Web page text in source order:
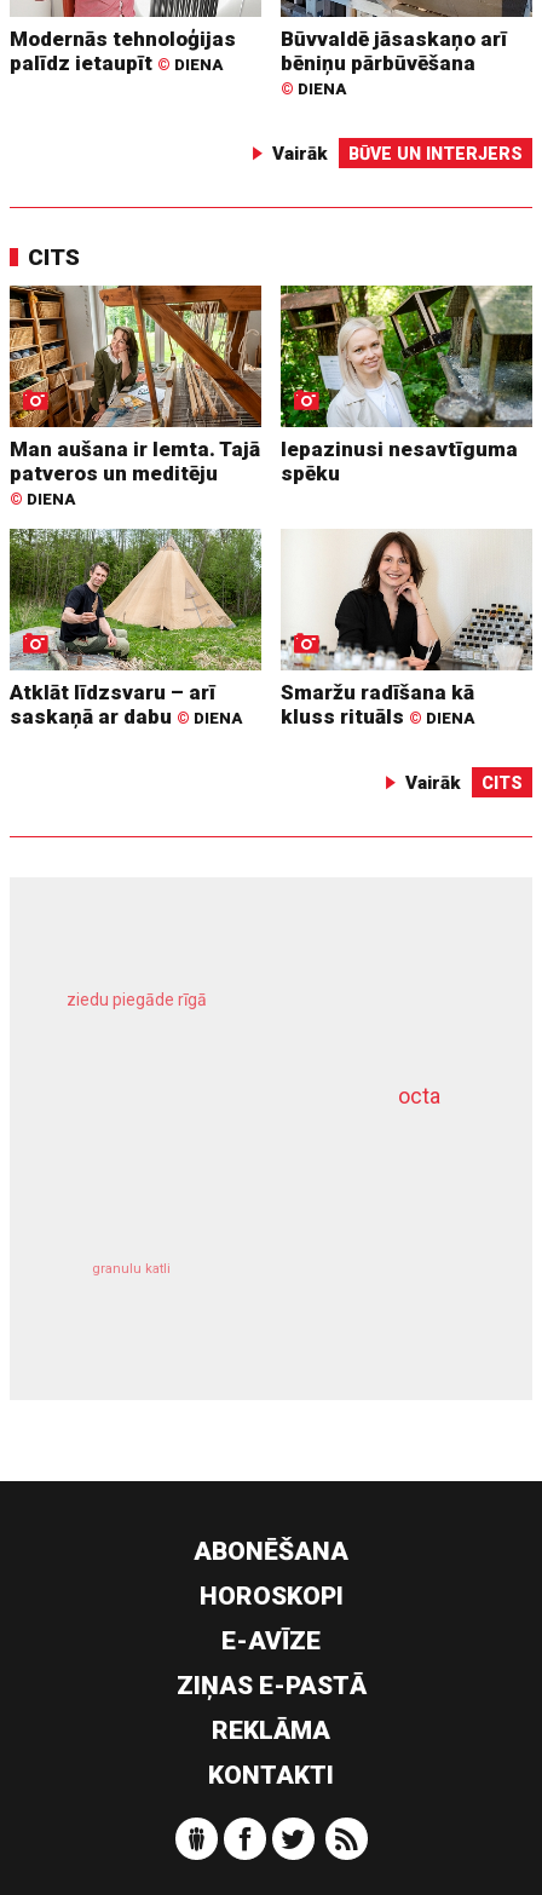
Modernās tehnoloģijas
palīdz ietaupīt © DIENA
Būvvaldē jāsaskaņo arī
bēniņu pārbūvēšana
© DIENA
Vairāk BŪVE UN INTERJERS
CITS
Man aušana ir lemta. Tajā
patveros un meditēju
© DIENA
Iepazinusi nesavtīguma
spēku
Atklāt līdzsvaru – arī
saskaņā ar dabu © DIENA
Smaržu radīšana kā
kluss rituāls © DIENA
Vairāk CITS
octa
ziedu piegāde rīgā
granulu katli
dziļurbums
ABONĒŠANA
HOROSKOPI
E-AVĪZE
ZIŅAS E-PASTĀ
REKLĀMA
KONTAKTI